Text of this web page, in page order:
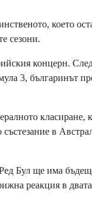
което
сезони.
концерн.
3, българинът
класиране,
в
Бул ще има
реакция в